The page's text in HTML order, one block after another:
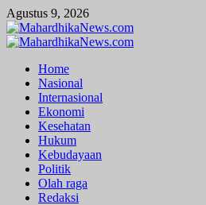
Skip
to
content
Agustus 9, 2026
Primary
Home
Nasional
Internasional
Ekonomi
Kesehatan
Hukum
Kebudayaan
Politik
Olah raga
Redaksi